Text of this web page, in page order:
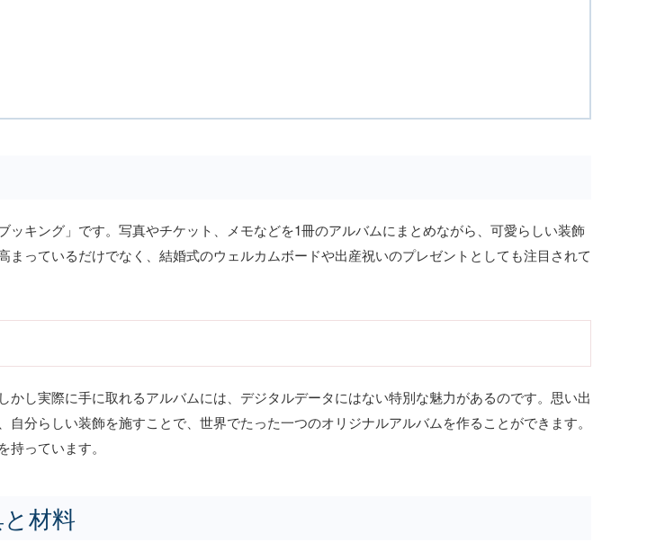
キング」です。写真やチケット、メモなどを1冊のアルバムにまとめながら、可愛らしい装飾
っているだけでなく、結婚式のウェルカムボードや出産祝いのプレゼントとしても注目されて
し実際に手に取れるアルバムには、デジタルデータにはない特別な魅力があるのです。思い出
分らしい装飾を施すことで、世界でたった一つのオリジナルアルバムを作ることができます。
っています。
材料